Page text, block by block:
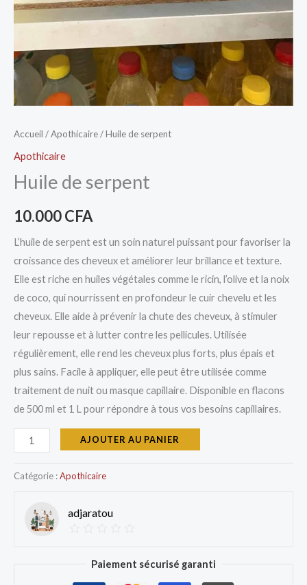
Accueil /Apothicaire/ Huile de serpent
Apothicaire
Huile de serpent
10.000CFA
L’huile de serpent est un soin naturel puissant pour favoriser la
croissance des cheveux et améliorer leur brillance et texture.
Elle est riche en huiles végétales comme le ricin, l’olive et la noix
de coco, qui nourrissent en profondeur le cuir chevelu et les
cheveux. Elle aide à prévenir la chute des cheveux, à stimuler
leur repousse et à lutter contre les pellicules. Utilisée
régulièrement, elle rend les cheveux plus forts, plus épais et
plus sains. Facile à appliquer, elle peut être utilisée comme
traitement de nuit ou masque capillaire. Disponible en flacons
de 500 ml et 1 L pour répondre à tous vos besoins capillaires.
AJOUTER AU PANIER
Catégorie :Apothicaire
adjaratou
Paiement sécurisé garanti